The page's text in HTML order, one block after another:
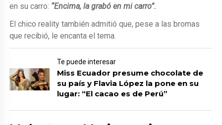
en su carro: “Encima, la grabó en mi carro”.
El chico reality también admitió que, pese a las bromas
que recibió, le encanta el tema.
Te puede interesar
Miss Ecuador presume chocolate de
su país y Flavia López la pone en su
lugar: “El cacao es de Perú”